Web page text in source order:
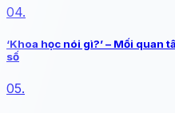
04.
‘Khoa học nói gì?’ – Mối quan
số
05.